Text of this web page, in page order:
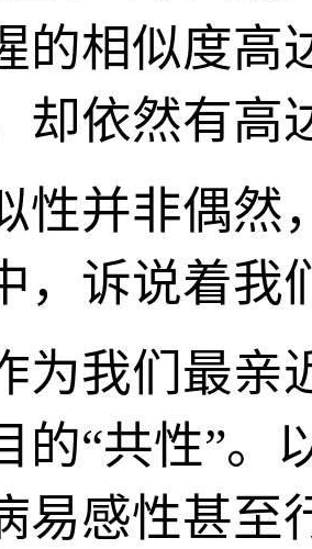
的相似度高
却依然有高
性并非偶然
，诉说着我
为我们最亲
的“共性”。
易感性甚至